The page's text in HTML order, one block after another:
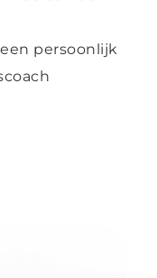
persoonlijk